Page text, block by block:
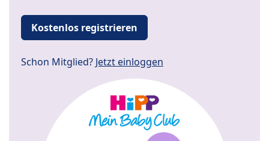
Kostenlos registrieren
Schon Mitglied? Jetzt einloggen